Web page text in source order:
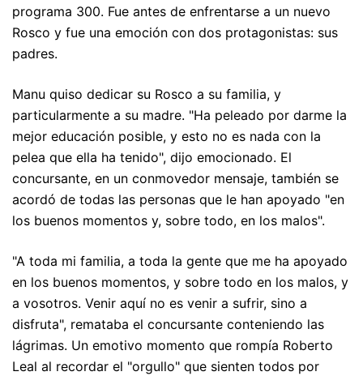
programa 300. Fue antes de enfrentarse a un nuevo
Rosco y fue una emoción con dos protagonistas: sus
padres.
Manu quiso dedicar su Rosco a su familia, y
particularmente a su madre. "Ha peleado por darme la
mejor educación posible, y esto no es nada con la
pelea que ella ha tenido", dijo emocionado. El
concursante, en un conmovedor mensaje, también se
acordó de todas las personas que le han apoyado "en
los buenos momentos y, sobre todo, en los malos".
"A toda mi familia, a toda la gente que me ha apoyado
en los buenos momentos, y sobre todo en los malos, y
a vosotros. Venir aquí no es venir a sufrir, sino a
disfruta", remataba el concursante conteniendo las
lágrimas. Un emotivo momento que rompía Roberto
Leal al recordar el "orgullo" que sienten todos por